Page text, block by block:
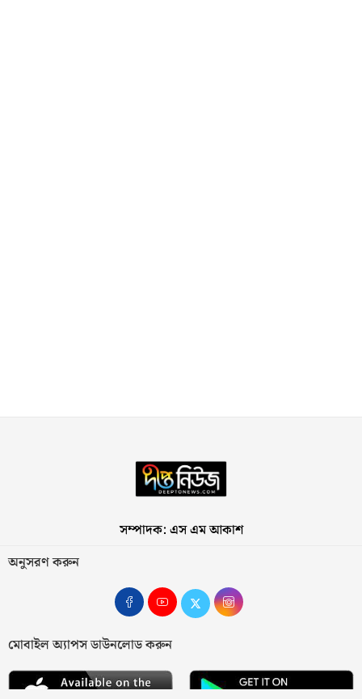
সম্পাদক: এস এম আকাশ
অনুসরণ করুন
মোবাইল অ্যাপস ডাউনলোড করুন